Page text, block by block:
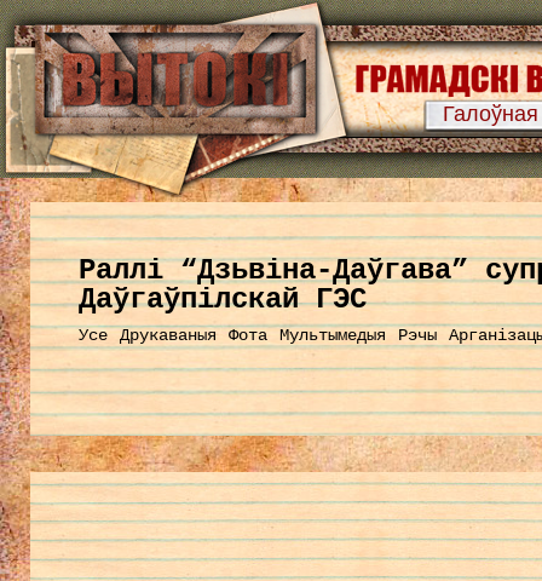
Галоўная
Раллі “Дзьвіна-Даўгава”
Даўгаўпілскай ГЭС
Усе Друкаваныя Фота Мультымедыя Рэчы